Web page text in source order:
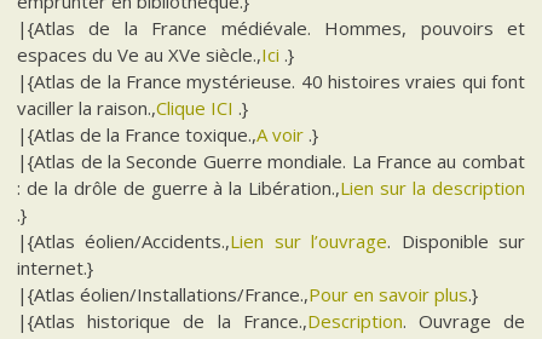
|{Atlas de la France médiévale. Hommes, pouvoirs et
espaces du Ve au XVe siècle.,Ici .}
|{Atlas de la France mystérieuse. 40 histoires vraies qui font
vaciller la raison.,Clique ICI .}
|{Atlas de la France toxique.,A voir .}
|{Atlas de la Seconde Guerre mondiale. La France au combat
: de la drôle de guerre à la Libération.,Lien sur la description
.}
|{Atlas éolien/Accidents.,Lien sur l’ouvrage. Disponible sur
internet.}
|{Atlas éolien/Installations/France.,Pour en savoir plus.}
|{Atlas historique de la France.,Description. Ouvrage de